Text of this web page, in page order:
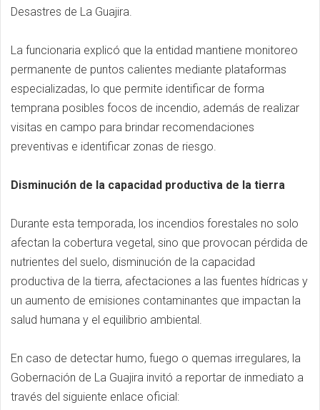
Desastres de La Guajira.
La funcionaria explicó que la entidad mantiene monitoreo
permanente de puntos calientes mediante plataformas
especializadas, lo que permite identificar de forma
temprana posibles focos de incendio, además de realizar
visitas en campo para brindar recomendaciones
preventivas e identificar zonas de riesgo.
Disminución de la capacidad productiva de la tierra
Durante esta temporada, los incendios forestales no solo
afectan la cobertura vegetal, sino que provocan pérdida de
nutrientes del suelo, disminución de la capacidad
productiva de la tierra, afectaciones a las fuentes hídricas y
un aumento de emisiones contaminantes que impactan la
salud humana y el equilibrio ambiental.
En caso de detectar humo, fuego o quemas irregulares, la
Gobernación de La Guajira invitó a reportar de inmediato a
través del siguiente enlace oficial: